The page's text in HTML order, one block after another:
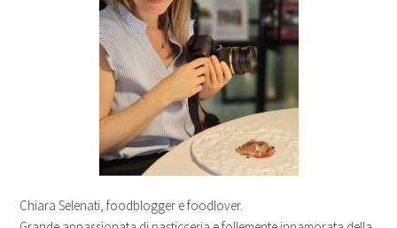
Chiara Selenati, foodblogger e foodlover.